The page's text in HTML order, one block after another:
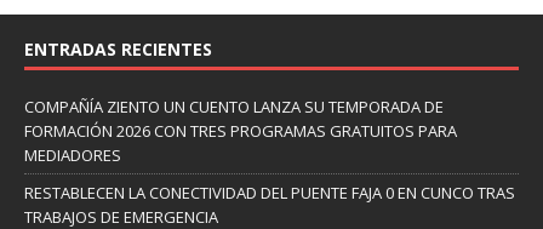
ENTRADAS RECIENTES
COMPAÑÍA ZIENTO UN CUENTO LANZA SU TEMPORADA DE
FORMACIÓN 2026 CON TRES PROGRAMAS GRATUITOS PARA
MEDIADORES
RESTABLECEN LA CONECTIVIDAD DEL PUENTE FAJA 0 EN CUNCO TRAS
TRABAJOS DE EMERGENCIA